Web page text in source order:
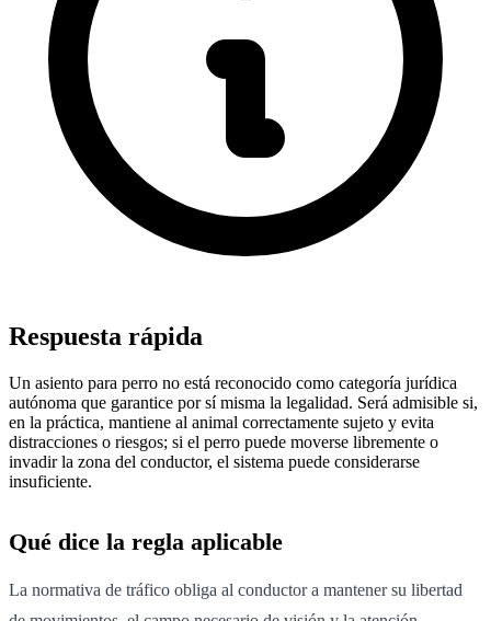
Respuesta rápida
Un asiento para perro no está reconocido como categoría jurídica
autónoma que garantice por sí misma la legalidad. Será admisible si,
en la práctica, mantiene al animal correctamente sujeto y evita
distracciones o riesgos; si el perro puede moverse libremente o
invadir la zona del conductor, el sistema puede considerarse
insuficiente.
Qué dice la regla aplicable
La normativa de tráfico obliga al conductor a mantener su libertad